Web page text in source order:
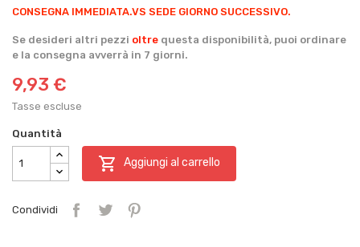
CONSEGNA IMMEDIATA.VS SEDE GIORNO SUCCESSIVO.
Se desideri altri pezzi oltre questa disponibilità, puoi ordinare
e la consegna avverrà in 7 giorni.
9,93 €
Tasse escluse
Quantità
 Aggiungi al carrello
Condividi